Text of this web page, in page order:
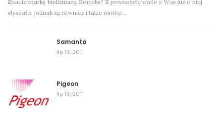
Znacie markę bieliźnianą Gorteks? Z pewnością wiele z Was już o niej
słyszało, jednak są również i takie osoby,…
Samanta
lip 13, 2011
Pigeon
lip 13, 2011